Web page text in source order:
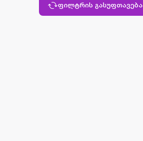
ფილტრის გასუფთავება